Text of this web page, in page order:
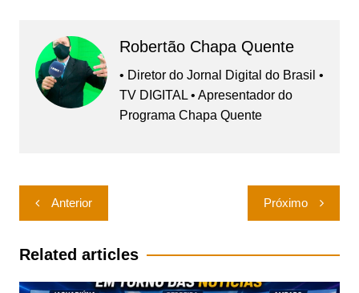
Robertão Chapa Quente
• Diretor do Jornal Digital do Brasil •
TV DIGITAL • Apresentador do
Programa Chapa Quente
Navegação
de
Post
Anterior Próximo
Related articles